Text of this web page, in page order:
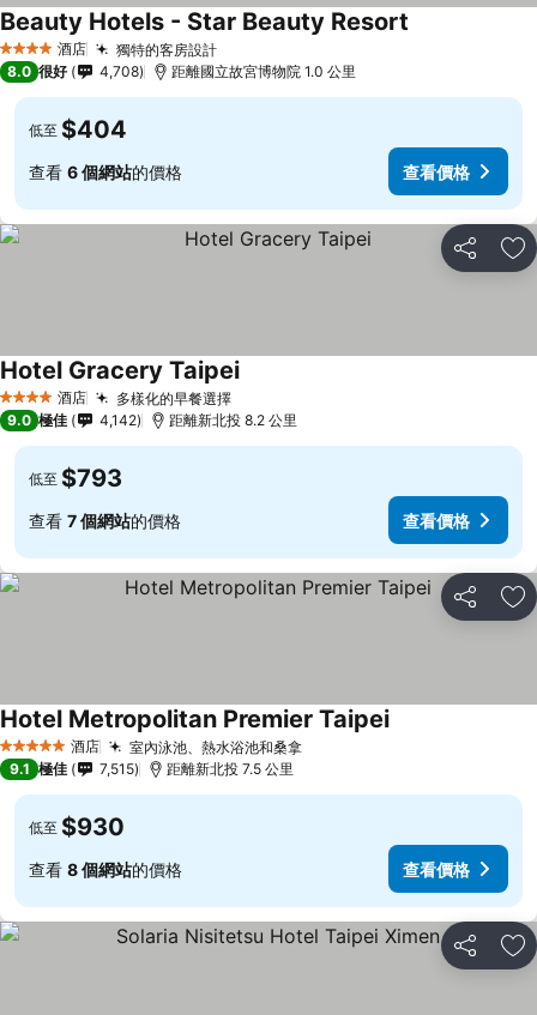
4 星級 酒店 獨特的客房設計
Beauty Hotels - Star Beauty Resort
8.0 很好 4,708 距離國立故宮博物院 1.0 公里
低至 $404
查看 6 個網站的價格 查看價格
分享 放
4 星級 酒店 多樣化的早餐選擇
Hotel Gracery Taipei
9.0 極佳 4,142 距離新北投 8.2 公里
低至 $793
查看 7 個網站的價格 查看價格
分享 放
5 星級 酒店 室內泳池、熱水浴池和桑拿
Hotel Metropolitan Premier Taipei
9.1 極佳 7,515 距離新北投 7.5 公里
低至 $930
查看 8 個網站的價格 查看價格
分享 放